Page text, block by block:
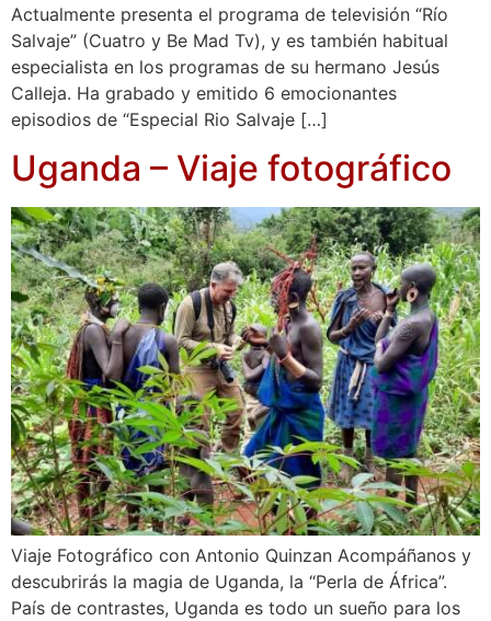
Actualmente presenta el programa de televisión “Río
Salvaje” (Cuatro y Be Mad Tv), y es también habitual
especialista en los programas de su hermano Jesús
Calleja. Ha grabado y emitido 6 emocionantes
episodios de “Especial Rio Salvaje […]
Uganda – Viaje fotográfico
Viaje Fotográfico con Antonio Quinzan Acompáñanos y
descubrirás la magia de Uganda, la “Perla de África”.
País de contrastes, Uganda es todo un sueño para los